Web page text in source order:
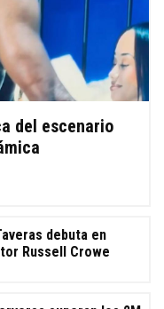
del escenario
debuta en
Russell Crowe